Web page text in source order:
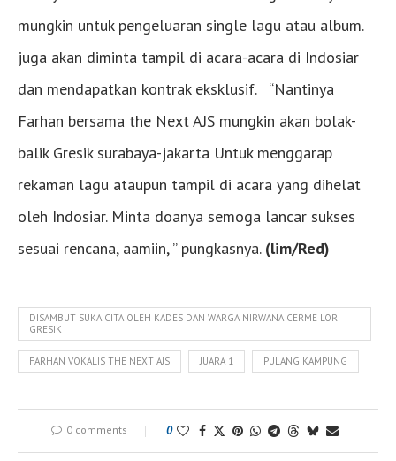
mungkin untuk pengeluaran single lagu atau album.
juga akan diminta tampil di acara-acara di Indosiar
dan mendapatkan kontrak eksklusif. “Nantinya
Farhan bersama the Next AJS mungkin akan bolak-
balik Gresik surabaya-jakarta Untuk menggarap
rekaman lagu ataupun tampil di acara yang dihelat
oleh Indosiar. Minta doanya semoga lancar sukses
sesuai rencana, aamiin, ” pungkasnya. (lim/Red)
DISAMBUT SUKA CITA OLEH KADES DAN WARGA NIRWANA CERME LOR
GRESIK
FARHAN VOKALIS THE NEXT AJS JUARA 1 PULANG KAMPUNG
0 comments 0